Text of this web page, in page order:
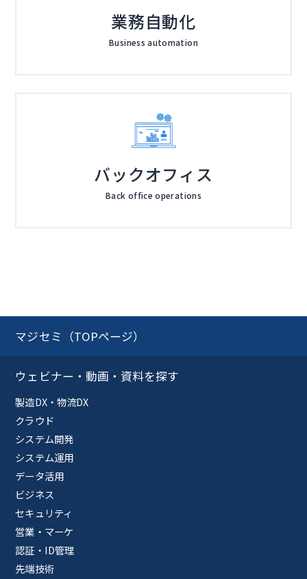
業務自動化
Business automation
バックオフィス
Back office operations
マジセミ（TOPページ）
ウェビナー・動画・資料を探す
製造DX・物流DX
クラウド
システム開発
システム運用
データ活用
ビジネス
セキュリティ
営業・マーケ
認証・ID管理
先端技術